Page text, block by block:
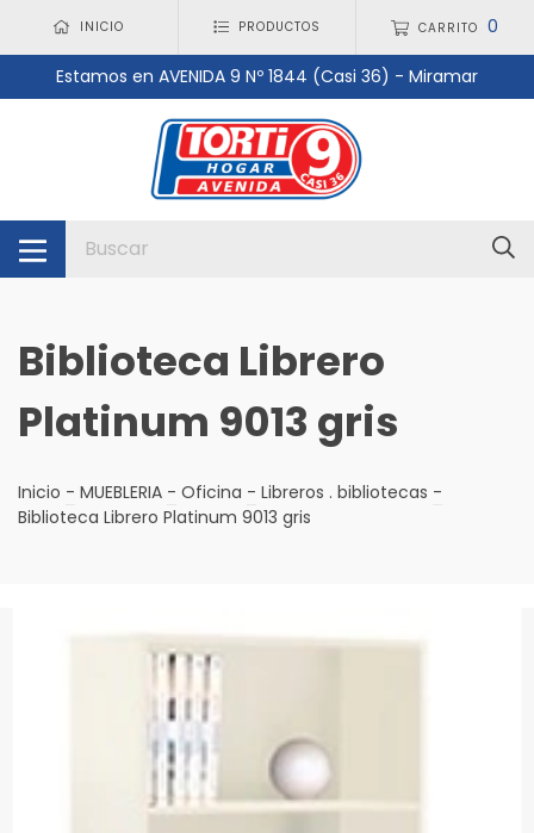
INICIO PRODUCTOS CARRITO 0
Estamos en AVENIDA 9 Nº 1844 (Casi 36) - Miramar
Biblioteca Librero
Platinum 9013 gris
Inicio - MUEBLERIA - Oficina - Libreros . bibliotecas -
Biblioteca Librero Platinum 9013 gris